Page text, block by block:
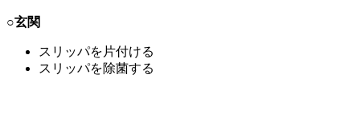
○玄関
スリッパを片付ける
スリッパを除菌する